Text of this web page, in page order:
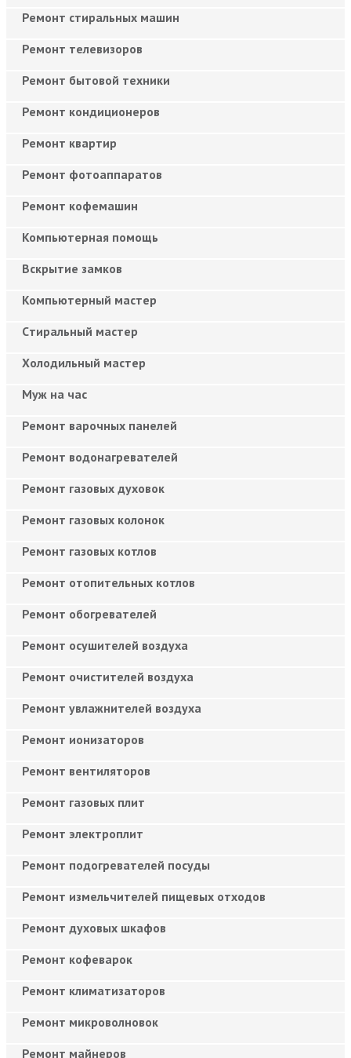
Ремонт стиральных машин
Ремонт телевизоров
Ремонт бытовой техники
Ремонт кондиционеров
Ремонт квартир
Ремонт фотоаппаратов
Ремонт кофемашин
Компьютерная помощь
Вскрытие замков
Компьютерный мастер
Cтиральный мастер
Холодильный мастер
Муж на час
Ремонт варочных панелей
Ремонт водонагревателей
Ремонт газовых духовок
Ремонт газовых колонок
Ремонт газовых котлов
Ремонт отопительных котлов
Ремонт обогревателей
Ремонт осушителей воздуха
Ремонт очистителей воздуха
Ремонт увлажнителей воздуха
Ремонт ионизаторов
Ремонт вентиляторов
Ремонт газовых плит
Ремонт электроплит
Ремонт подогревателей посуды
Ремонт измельчителей пищевых отходов
Ремонт духовых шкафов
Ремонт кофеварок
Ремонт климатизаторов
Ремонт микроволновок
Ремонт майнеров